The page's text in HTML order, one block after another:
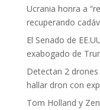
Ucrania honra a
recuperando
El Senado de
exabogado de
Detectan 2
hallar dron con
Tom Holland y